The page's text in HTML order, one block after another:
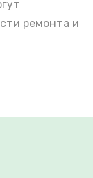
ремонта и